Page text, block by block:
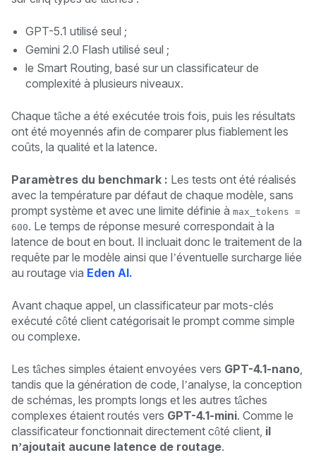
GPT-5.1 utilisé seul ;
Gemini 2.0 Flash utilisé seul ;
le Smart Routing, basé sur un classificateur de
complexité à plusieurs niveaux.
Chaque tâche a été exécutée trois fois, puis les résultats
ont été moyennés afin de comparer plus fiablement les
coûts, la qualité et la latence.
Paramètres du benchmark : Les tests ont été réalisés
avec la température par défaut de chaque modèle, sans
prompt système et avec une limite définie à max_tokens =
600. Le temps de réponse mesuré correspondait à la
latence de bout en bout. Il incluait donc le traitement de la
requête par le modèle ainsi que l’éventuelle surcharge liée
au routage via Eden AI.
Avant chaque appel, un classificateur par mots-clés
exécuté côté client catégorisait le prompt comme simple
ou complexe.
Les tâches simples étaient envoyées vers GPT-4.1-nano
tandis que la génération de code, l’analyse, la conception
de schémas, les prompts longs et les autres tâches
complexes étaient routés vers GPT-4.1-mini. Comme le
classificateur fonctionnait directement côté client, il
n’ajoutait aucune latence de routage.